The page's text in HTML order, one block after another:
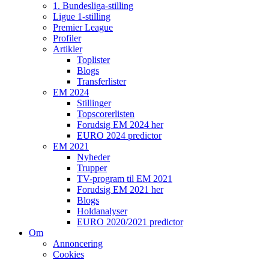
1. Bundesliga-stilling
Ligue 1-stilling
Premier League
Profiler
Artikler
Toplister
Blogs
Transferlister
EM 2024
Stillinger
Topscorerlisten
Forudsig EM 2024 her
EURO 2024 predictor
EM 2021
Nyheder
Trupper
TV-program til EM 2021
Forudsig EM 2021 her
Blogs
Holdanalyser
EURO 2020/2021 predictor
Om
Annoncering
Cookies